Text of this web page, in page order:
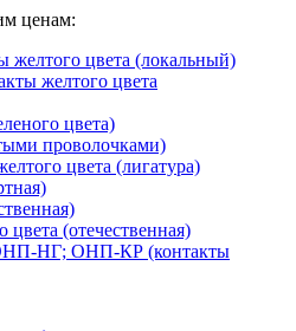
ценам:
желтого цвета (локальный)
желтого цвета
цвета)
проволочками)
цвета (лигатура)
цвета (отечественная)
НГ; ОНП-КР (контакты